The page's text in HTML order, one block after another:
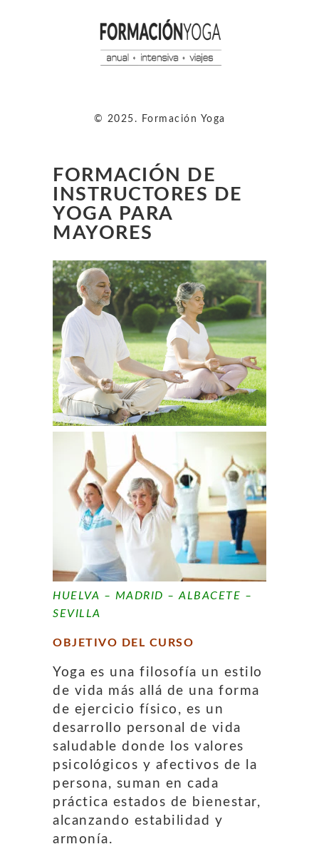
© 2025. Formación Yoga
FORMACIÓN DE
INSTRUCTORES DE
YOGA PARA
MAYORES
HUELVA – MADRID – ALBACETE –
SEVILLA
OBJETIVO DEL CURSO
Yoga es una filosofía un estilo
de vida más allá de una forma
de ejercicio físico, es un
desarrollo personal de vida
saludable donde los valores
psicológicos y afectivos de la
persona, suman en cada
práctica estados de bienestar,
alcanzando estabilidad y
armonía.